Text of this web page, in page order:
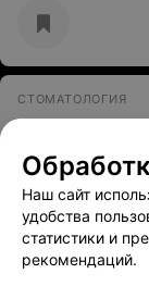
СТОМАТОЛОГИЯ
Минск, пр-т.
СТОМАТОЛОГИЯ
Наш сайт
удобства
статистики и
рекомендаций.